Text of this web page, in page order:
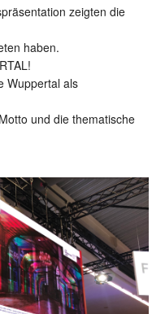
zeigten die
haben.
Wuppertal als
und die thematische